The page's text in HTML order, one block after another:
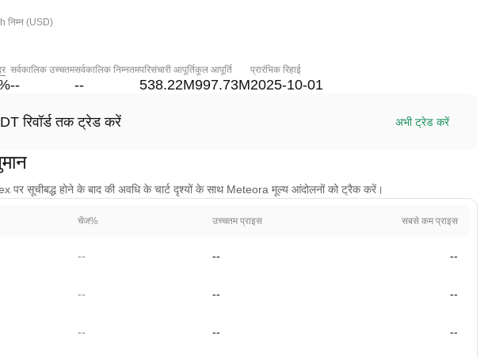
निम्न (USD)
सर्वकालिक उच्चतम
--
सर्वकालिक निम्नतम
--
परिसंचारी आपूर्ति
538.22M
कुल आपूर्ति
997.73M
प्रारंभिक रिहाई
2025-10-01
रिवॉर्ड तक ट्रेड करें अभी ट्रेड करें
पर सूचीबद्ध होने के बाद की अवधि के चार्ट दृश्यों के साथ Meteora मूल्य आंदोलनों को ट्रैक करें।
चेंज% उच्चतम प्राइस सबसे कम प्राइस
-- -- --
-- -- --
-- -- --